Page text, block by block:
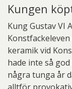
Kungen
Kung Gustav VI
keramik vid
hade inte så
några tunga år